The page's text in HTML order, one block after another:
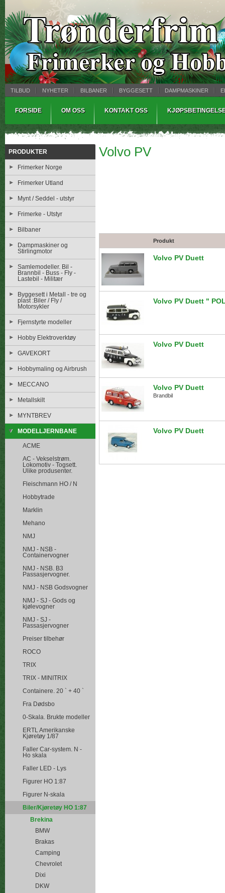
TILBUD NYHETER BILBANER BYGGESETT DAMPMASKINER
FORSIDE OM OSS KONTAKT OSS
PRODUKTER
Frimerker Norge
Frimerker Utland
Mynt / Seddel - utstyr
Frimerke - Utstyr
Bilbaner
Dampmaskiner og
Stirlingmotor
Samlemodeller. Bil -
Brannbil - Buss - Fly -
Lastebil - Militær
Byggesett i Metall - tre og
plast :Biler / Fly /
Motorsykler
Fjernstyrte modeller
Hobby Elektroverktøy
GAVEKORT
Hobbymaling og Airbrush
MECCANO
Metallskilt
MYNTBREV
MODELLJERNBANE
ACME
AC - Vekselstrøm.
Lokomotiv - Togsett.
Ulike produsenter.
Fleischmann HO / N
Hobbytrade
Marklin
Mehano
NMJ
NMJ - NSB -
Containervogner
NMJ - NSB. B3
Passasjervogner.
NMJ - NSB Godsvogner
NMJ - SJ - Gods og
kjølevogner
NMJ - SJ -
Passasjervogner
Preiser tilbehør
ROCO
TRIX
TRIX - MINITRIX
Containere. 20 ` + 40 `
Fra Dødsbo
0-Skala. Brukte modeller
ERTL Amerikanske
Kjøretøy 1/87
Faller Car-system. N -
Ho skala
Faller LED - Lys
Figurer HO 1:87
Figurer N-skala
Biler/Kjøretøy HO 1:87
Brekina
BMW
Brakas
Camping
Chevrolet
Dixi
DKW
Volvo PV
Produkt
Volvo PV Duett
Volvo PV Duett "
Volvo PV Duett
Volvo PV Duett
Brandbil
Volvo PV Duett